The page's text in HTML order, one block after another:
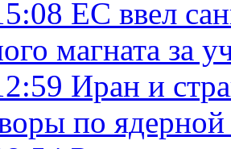
ЕС ввел
магната за
Иран и
по